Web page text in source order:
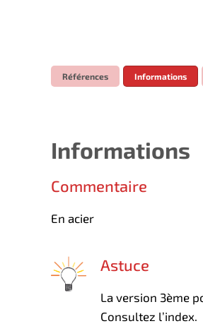
Références Informations
Informations
Commentaire
En acier
Astuce
La version 3ème
Consultez l’index.